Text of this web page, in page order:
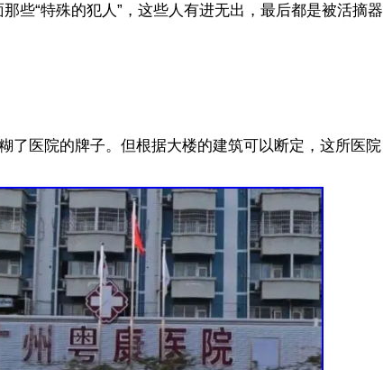
那些“特殊的犯人”，这些人有进无出，最后都是被活摘器
了医院的牌子。但根据大楼的建筑可以断定，这所医院